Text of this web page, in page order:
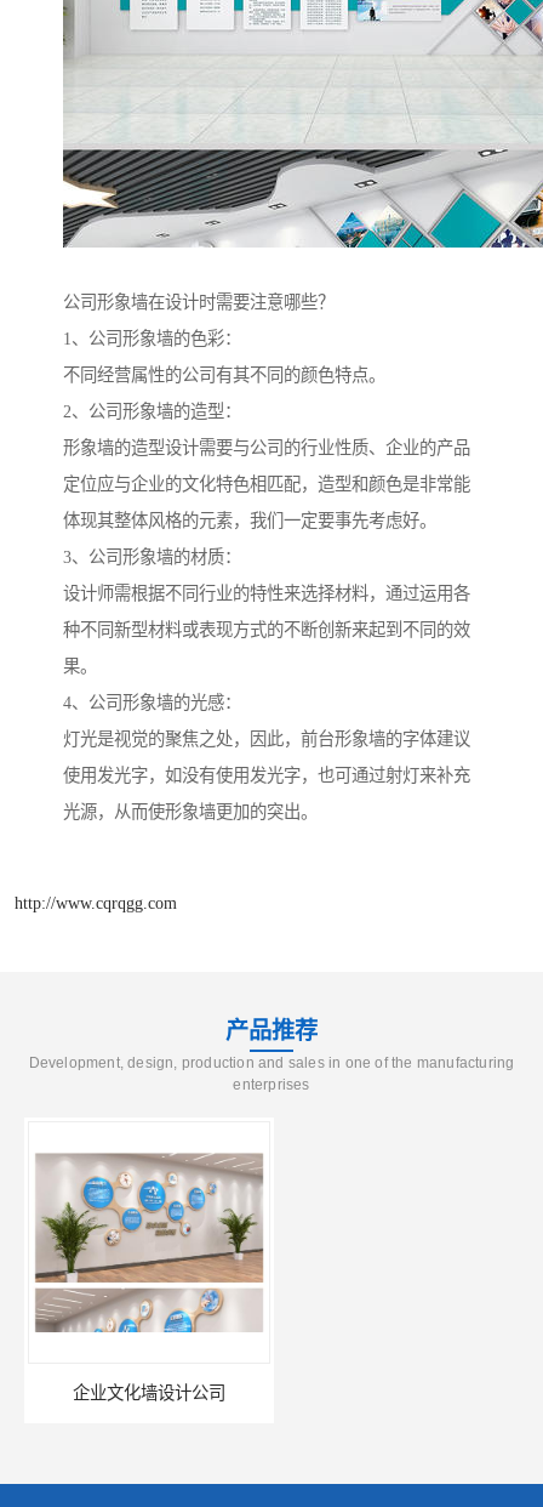
公司形象墙在设计时需要注意哪些？
1、公司形象墙的色彩：
不同经营属性的公司有其不同的颜色特点。
2、公司形象墙的造型：
形象墙的造型设计需要与公司的行业性质、企业的产品
定位应与企业的文化特色相匹配，造型和颜色是非常能
体现其整体风格的元素，我们一定要事先考虑好。
3、公司形象墙的材质：
设计师需根据不同行业的特性来选择材料，通过运用各
种不同新型材料或表现方式的不断创新来起到不同的效
果。
4、公司形象墙的光感：
灯光是视觉的聚焦之处，因此，前台形象墙的字体建议
使用发光字，如没有使用发光字，也可通过射灯来补充
光源，从而使形象墙更加的突出。
http://www.cqrqgg.com
产品推荐
Development, design, production and sales in one of the manufacturing
enterprises
企业文化墙设计公司